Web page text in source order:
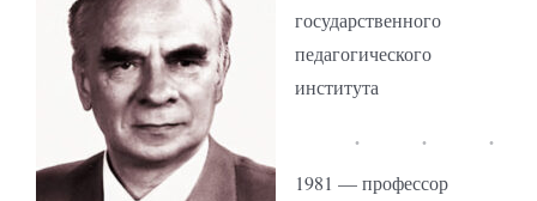
государственного
педагогического
института
1981 — профессор